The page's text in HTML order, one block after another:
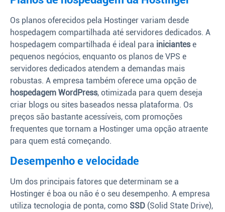
Os planos oferecidos pela Hostinger variam desde
hospedagem compartilhada até servidores dedicados. A
hospedagem compartilhada é ideal para iniciantese
pequenos negócios, enquanto os planos de VPS e
servidores dedicados atendem a demandas mais
robustas. A empresa também oferece uma opção de
hospedagem WordPress, otimizada para quem deseja
criar blogs ou sites baseados nessa plataforma. Os
preços são bastante acessíveis, com promoções
frequentes que tornam a Hostinger uma opção atraente
para quem está começando.
Desempenho e velocidade
Um dos principais fatores que determinam se a
Hostinger é boa ou não é o seu desempenho. A empresa
utiliza tecnologia de ponta, como SSD (Solid State Drive),